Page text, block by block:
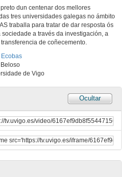
dun centenar dos mellores
tres universidades galegas no ámbito
traballa para tratar de dar resposta ós
a través da investigación, a
de coñecemento.
Ecobas
de Vigo
Ocultar
Presentación de Elena Ferro
21 de set. de 2021
Libra de Oficio
Conferencia
21 de set. de 2021
Quenda de preguntas. Libra de Oficio
21 de set. de 2021
Intervención da vicerreitora de Investigación, Belén Rubio